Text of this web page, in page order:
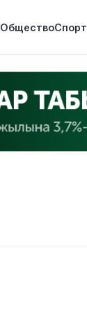
ОбществоСпорт